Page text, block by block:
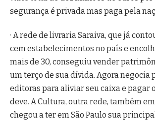
segurança é privada mas paga pela
· A rede de livraria Saraiva, que já
cem estabelecimentos no país e
mais de 30, conseguiu vender
um terço de sua dívida. Agora negocia
editoras para aliviar seu caixa e pagar
deve. A Cultura, outra rede, também
chegou a ter em São Paulo sua